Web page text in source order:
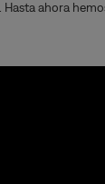
Hasta ahora